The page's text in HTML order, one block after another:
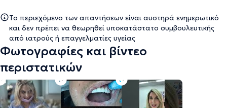
Το περιεχόμενο των απαντήσεων είναι αυστηρά ενημερωτικό
και δεν πρέπει να θεωρηθεί υποκατάστατο συμβουλευτικής
από ιατρούς ή επαγγελματίες υγείας
Φωτογραφίες και βίντεο
περιστατικών